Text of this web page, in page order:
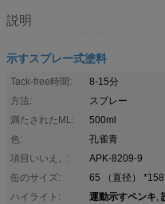
説明
示すスプレー式塗料
Tack-free時間:
8-15分
方法:
スプレー
満たされたML:
500ml
色:
孔雀青
項目いいえ。:
APK-8209-9
缶のサイズ:
65 （直径）
ハイライト:
運動示すペンキ,